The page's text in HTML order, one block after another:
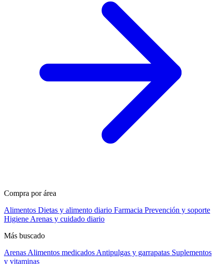
Compra por área
Alimentos Dietas y alimento diario Farmacia Prevención y soporte
Higiene Arenas y cuidado diario
Más buscado
Arenas Alimentos medicados Antipulgas y garrapatas Suplementos
y vitaminas